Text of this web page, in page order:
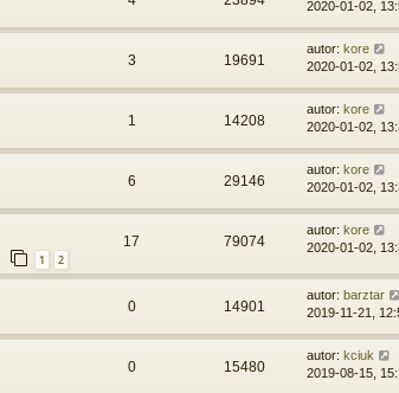
2020-01-02,
3 19691
autor: kore
2020-01-02,
1 14208
autor: kore
2020-01-02,
6 29146
autor: kore
2020-01-02,
1 2
17 79074
autor: kore
2020-01-02,
0 14901
autor: barztar
2019-11-21,
0 15480
autor: kciuk
2019-08-15,